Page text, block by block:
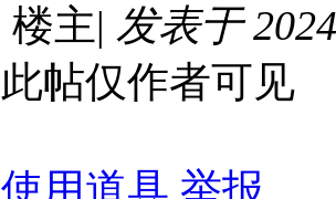
楼主| 发表于
此帖仅作者可见
使用道具 举报